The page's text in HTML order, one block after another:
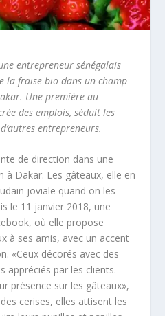
entrepreneur sénégalais
la fraise bio dans un champ
Une première au
des emplois, séduit les
entrepreneurs.
de direction dans une
à Dakar. Les gâteaux, elle en
joviale quand on les
le 11 janvier 2018, une
où elle propose
à ses amis, avec un accent
«Ceux décorés avec des
appréciés par les clients.
présence sur les gâteaux»,
cerises, elles attisent les